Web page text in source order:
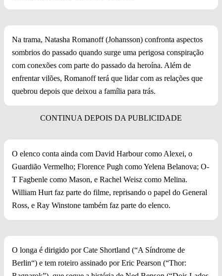
Na trama, Natasha Romanoff (Johansson) confronta aspectos
sombrios do passado quando surge uma perigosa conspiração
com conexões com parte do passado da heroína. Além de
enfrentar vilões, Romanoff terá que lidar com as relações que
quebrou depois que deixou a família para trás.
O elenco conta ainda com David Harbour como Alexei, o
Guardião Vermelho; Florence Pugh como Yelena Belanova; O-
T Fagbenle como Mason, e Rachel Weisz como Melina.
William Hurt faz parte do filme, reprisando o papel do General
Ross, e Ray Winstone também faz parte do elenco.
O longa é dirigido por Cate Shortland (“A Síndrome de
Berlin“) e tem roteiro assinado por Eric Pearson (“Thor: